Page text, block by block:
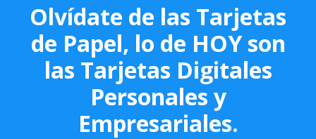
Olvídate de las Tarjetas
de Papel, lo de HOY son
las Tarjetas Digitales
Personales y
Empresariales.